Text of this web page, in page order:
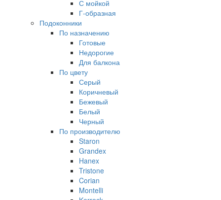
С мойкой
Г-образная
Подоконники
По назначению
Готовые
Недорогие
Для балкона
По цвету
Серый
Коричневый
Бежевый
Белый
Черный
По производителю
Staron
Grandex
Hanex
Tristone
Corian
Montelli